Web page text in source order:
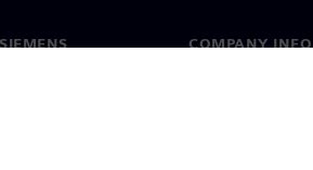
COMPANY INFO